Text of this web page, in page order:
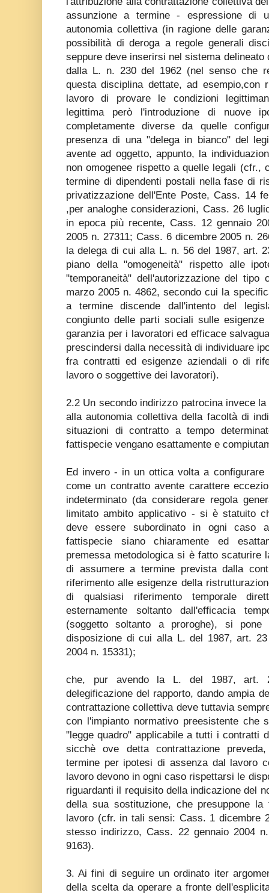
assunzione a termine - espressione di
autonomia collettiva (in ragione delle
possibilità di deroga a regole generali
seppure deve inserirsi nel sistema delineato
dalla L. n. 230 del 1962 (nel senso che
questa disciplina dettate, ad esempio,con
lavoro di provare le condizioni
legittima però l'introduzione di nuove
completamente diverse da quelle
presenza di una "delega in bianco" del
avente ad oggetto, appunto, la
non omogenee rispetto a quelle legali (cfr.,
termine di dipendenti postali nella fase di
privatizzazione dell'Ente Poste, Cass. 14
,per analoghe considerazioni, Cass. 26
in epoca più recente, Cass. 12 gennaio
2005 n. 27311; Cass. 6 dicembre 2005 n.
la delega di cui alla L. n. 56 del 1987, art.
piano della "omogeneità" rispetto alle
"temporaneità" dell'autorizzazione del
marzo 2005 n. 4862, secondo cui la
a termine discende dall'intento del
congiunto delle parti sociali sulle
garanzia per i lavoratori ed efficace
prescindersi dalla necessità di individuare
fra contratti ed esigenze aziendali o di
lavoro o soggettive dei lavoratori).
2.2 Un secondo indirizzo patrocina invece
alla autonomia collettiva della facoltà di
situazioni di contratto a tempo
fattispecie vengano esattamente e
Ed invero - in un ottica volta a
come un contratto avente carattere
indeterminato (da considerare regola
limitato ambito applicativo - si è statuito
deve essere subordinato in ogni caso
fattispecie siano chiaramente ed
premessa metodologica si è fatto scaturire
di assumere a termine prevista dalla
riferimento alle esigenze della
di qualsiasi riferimento temporale
esternamente soltanto dall'efficacia
(soggetto soltanto a proroghe), si
disposizione di cui alla L. del 1987, art.
2004 n. 15331);
che, pur avendo la L. del 1987, art.
delegificazione del rapporto, dando ampia
contrattazione collettiva deve tuttavia
con l'impianto normativo preesistente che
"legge quadro" applicabile a tutti i contratti
sicchè ove detta contrattazione
termine per ipotesi di assenza dal lavoro
lavoro devono in ogni caso rispettarsi le
riguardanti il requisito della indicazione del
della sua sostituzione, che presuppone la
lavoro (cfr. in tali sensi: Cass. 1 dicembre
stesso indirizzo, Cass. 22 gennaio 2004
9163).
3. Ai fini di seguire un ordinato iter
della scelta da operare a fronte